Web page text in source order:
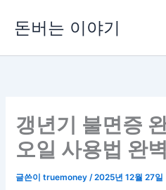
로
돈버는 이야기
갱년기 불면증
오일 사용법 완
글쓴이truemoney/2025년 12월 27일